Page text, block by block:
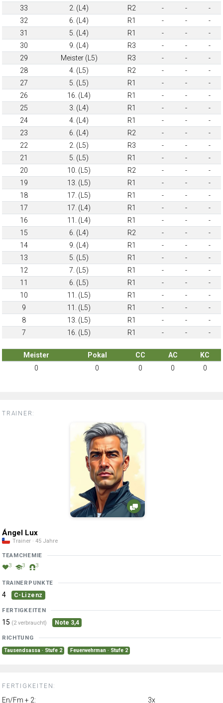
33
2. (L4) R2 - -
-
32
6. (L4) R1 - -
-
31
5. (L4) R1 - -
-
30
9. (L4) R3 - -
-
29
Meister (L5) R3 - -
-
28
4. (L5) R2 - -
-
27
5. (L5) R1 - -
-
26
16. (L4) R1 - -
-
25
3. (L4) R1 - -
-
24
4. (L4) R1 - -
-
23
6. (L4) R2 - -
-
22
2. (L5) R3 - -
-
21
5. (L5) R1 - -
-
20
10. (L5) R2 - -
-
19
13. (L5) R1 - -
-
18
17. (L5) R1 - -
-
17
17. (L4) R1 - -
-
16
11. (L4) R1 - -
-
15
6. (L4) R2 - -
-
14
9. (L4) R1 - -
-
13
5. (L5) R1 - -
-
12
7. (L5) R1 - -
-
11
6. (L5) R1 - -
-
10
11. (L5) R1 - -
-
9
11. (L5) R1 - -
-
8
13. (L5) R1 - -
-
7
16. (L5) R1 - - -
Meister Pokal CC AC
KC
0
0 0 0 0
TRAINER:
Ángel Lux
Trainer · 45 Jahre
TEAMCHEMIE
3 3 3
TRAINERPUNKTE
4 C-Lizenz
FERTIGKEITEN
15 (2 verbraucht) Note 3,4
RICHTUNG
Tausendsassa · Stufe 2 Feuerwehrman · Stufe 2
FERTIGKEITEN:
En/Fm + 2: 3x